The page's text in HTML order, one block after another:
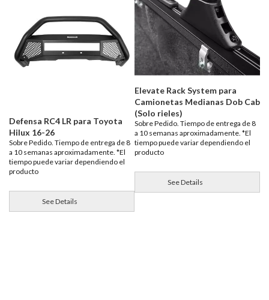
Defensa RC4 LR para Toyota
Hilux 16-26
Sobre Pedido. Tiempo de entrega de 8
a 10 semanas aproximadamente. *El
tiempo puede variar dependiendo el
producto
See Details
Elevate Rack System para
Camionetas Medianas Dob Cab
(Solo rieles)
Sobre Pedido. Tiempo de entrega de 8
a 10 semanas aproximadamente. *El
tiempo puede variar dependiendo el
producto
See Details